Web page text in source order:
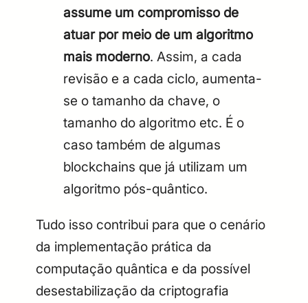
assume um compromisso de
atuar por meio de um algoritmo
mais moderno. Assim, a cada
revisão e a cada ciclo, aumenta-
se o tamanho da chave, o
tamanho do algoritmo etc. É o
caso também de algumas
blockchains que já utilizam um
algoritmo pós-quântico.
Tudo isso contribui para que o cenário
da implementação prática da
computação quântica e da possível
desestabilização da criptografia